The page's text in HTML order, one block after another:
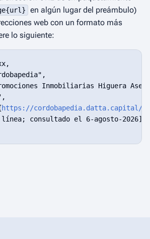
en algún lugar del preámbulo)
web con un formato más
lo siguiente:
Inmobiliarias Higuera
https://cordobapedia.datta.capital/
consultado el 6-agosto-2026]"